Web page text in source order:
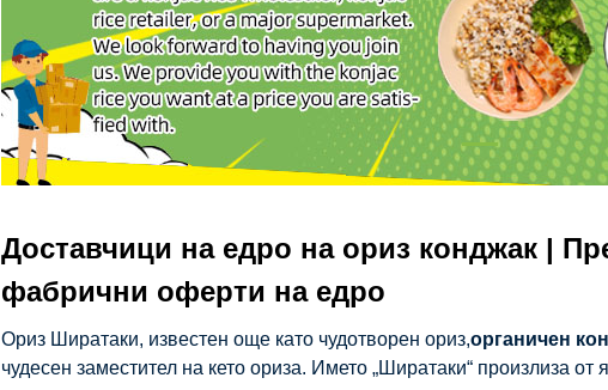
Доставчици на едро на ориз конджак |
фабрични оферти на едро
Ориз Ширатаки, известен още като чудотворен ориз,органичен
чудесен заместител на кето ориза. Името „Ширатаки“ произлиза от